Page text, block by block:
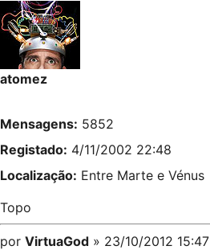
atomez
Mensagens: 5852
Registado: 4/11/2002 22:48
Localização: Entre Marte e Vénus
Topo
por VirtuaGod » 23/10/2012 15:47